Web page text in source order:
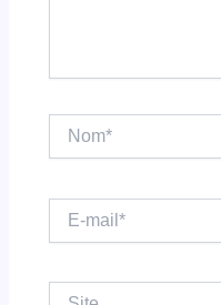
Nom*
mail*
Site